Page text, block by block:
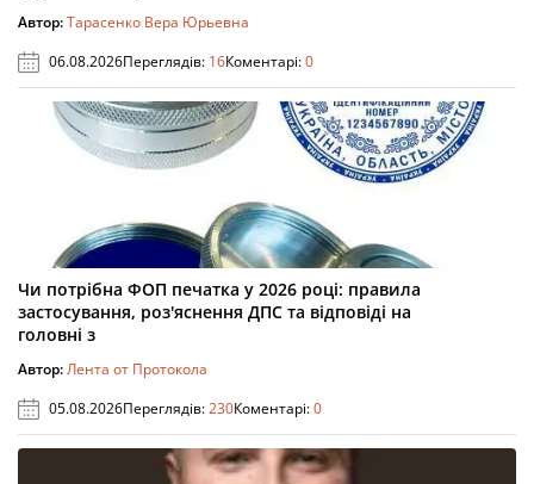
Автор:Тарасенко Вера Юрьевна
06.08.2026Переглядів: 16Коментарі:0
Чи потрібна ФОП печатка у 2026 році: правила
застосування, роз'яснення ДПС та відповіді на
головні з
Автор:Лента от Протокола
05.08.2026Переглядів:230Коментарі:0